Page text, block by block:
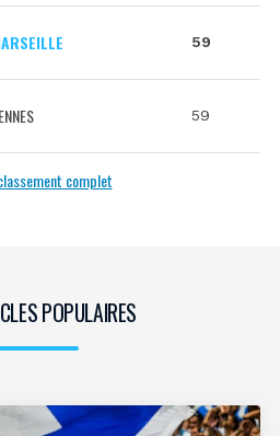
59
59
complet
POPULAIRES